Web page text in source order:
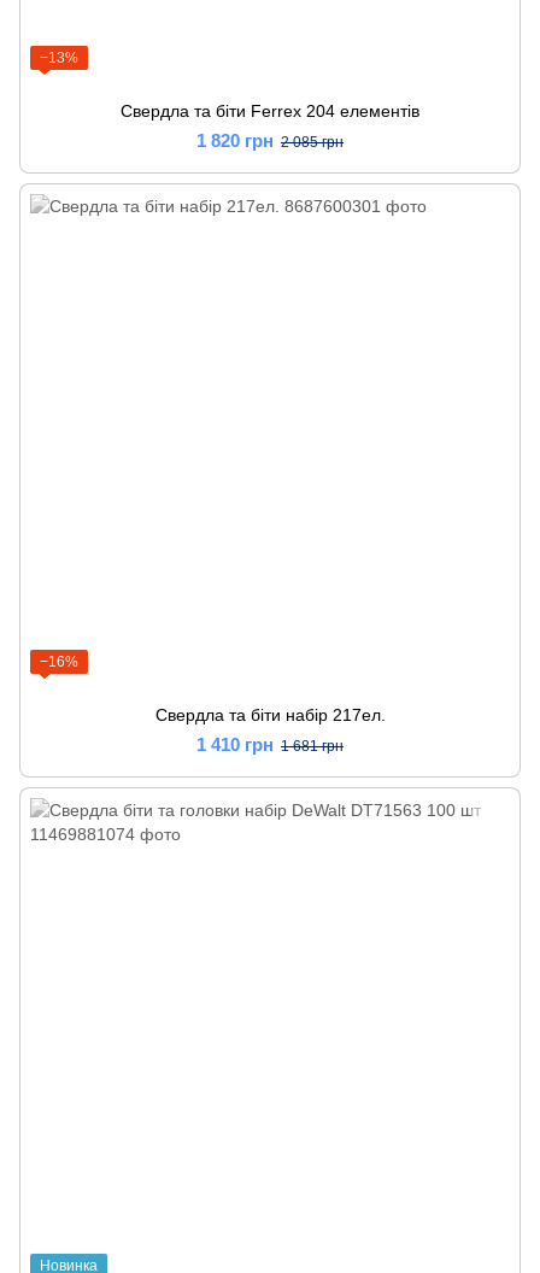
−13%
Свердла та біти Ferrex 204 елементів
1 820 грн 2 085 грн
−16%
Свердла та біти набір 217ел.
1 410 грн 1 681 грн
Новинка